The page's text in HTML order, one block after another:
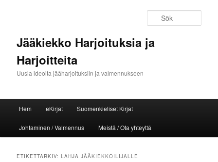
Jääkiekko Harjoituksia ja
Harjoitteita
Uusia ideoita jääharjoituksiin ja valmennukseen
Hoppa till huvudinnehåll
Hoppa till sekundärt innehåll
Hem eKirjat Suomenkieliset Kirjat
Johtaminen / Valmennus Meistä / Ota yhteyttä
ETIKETTARKIV:LAHJA JÄÄKIEKKOILIJALLE